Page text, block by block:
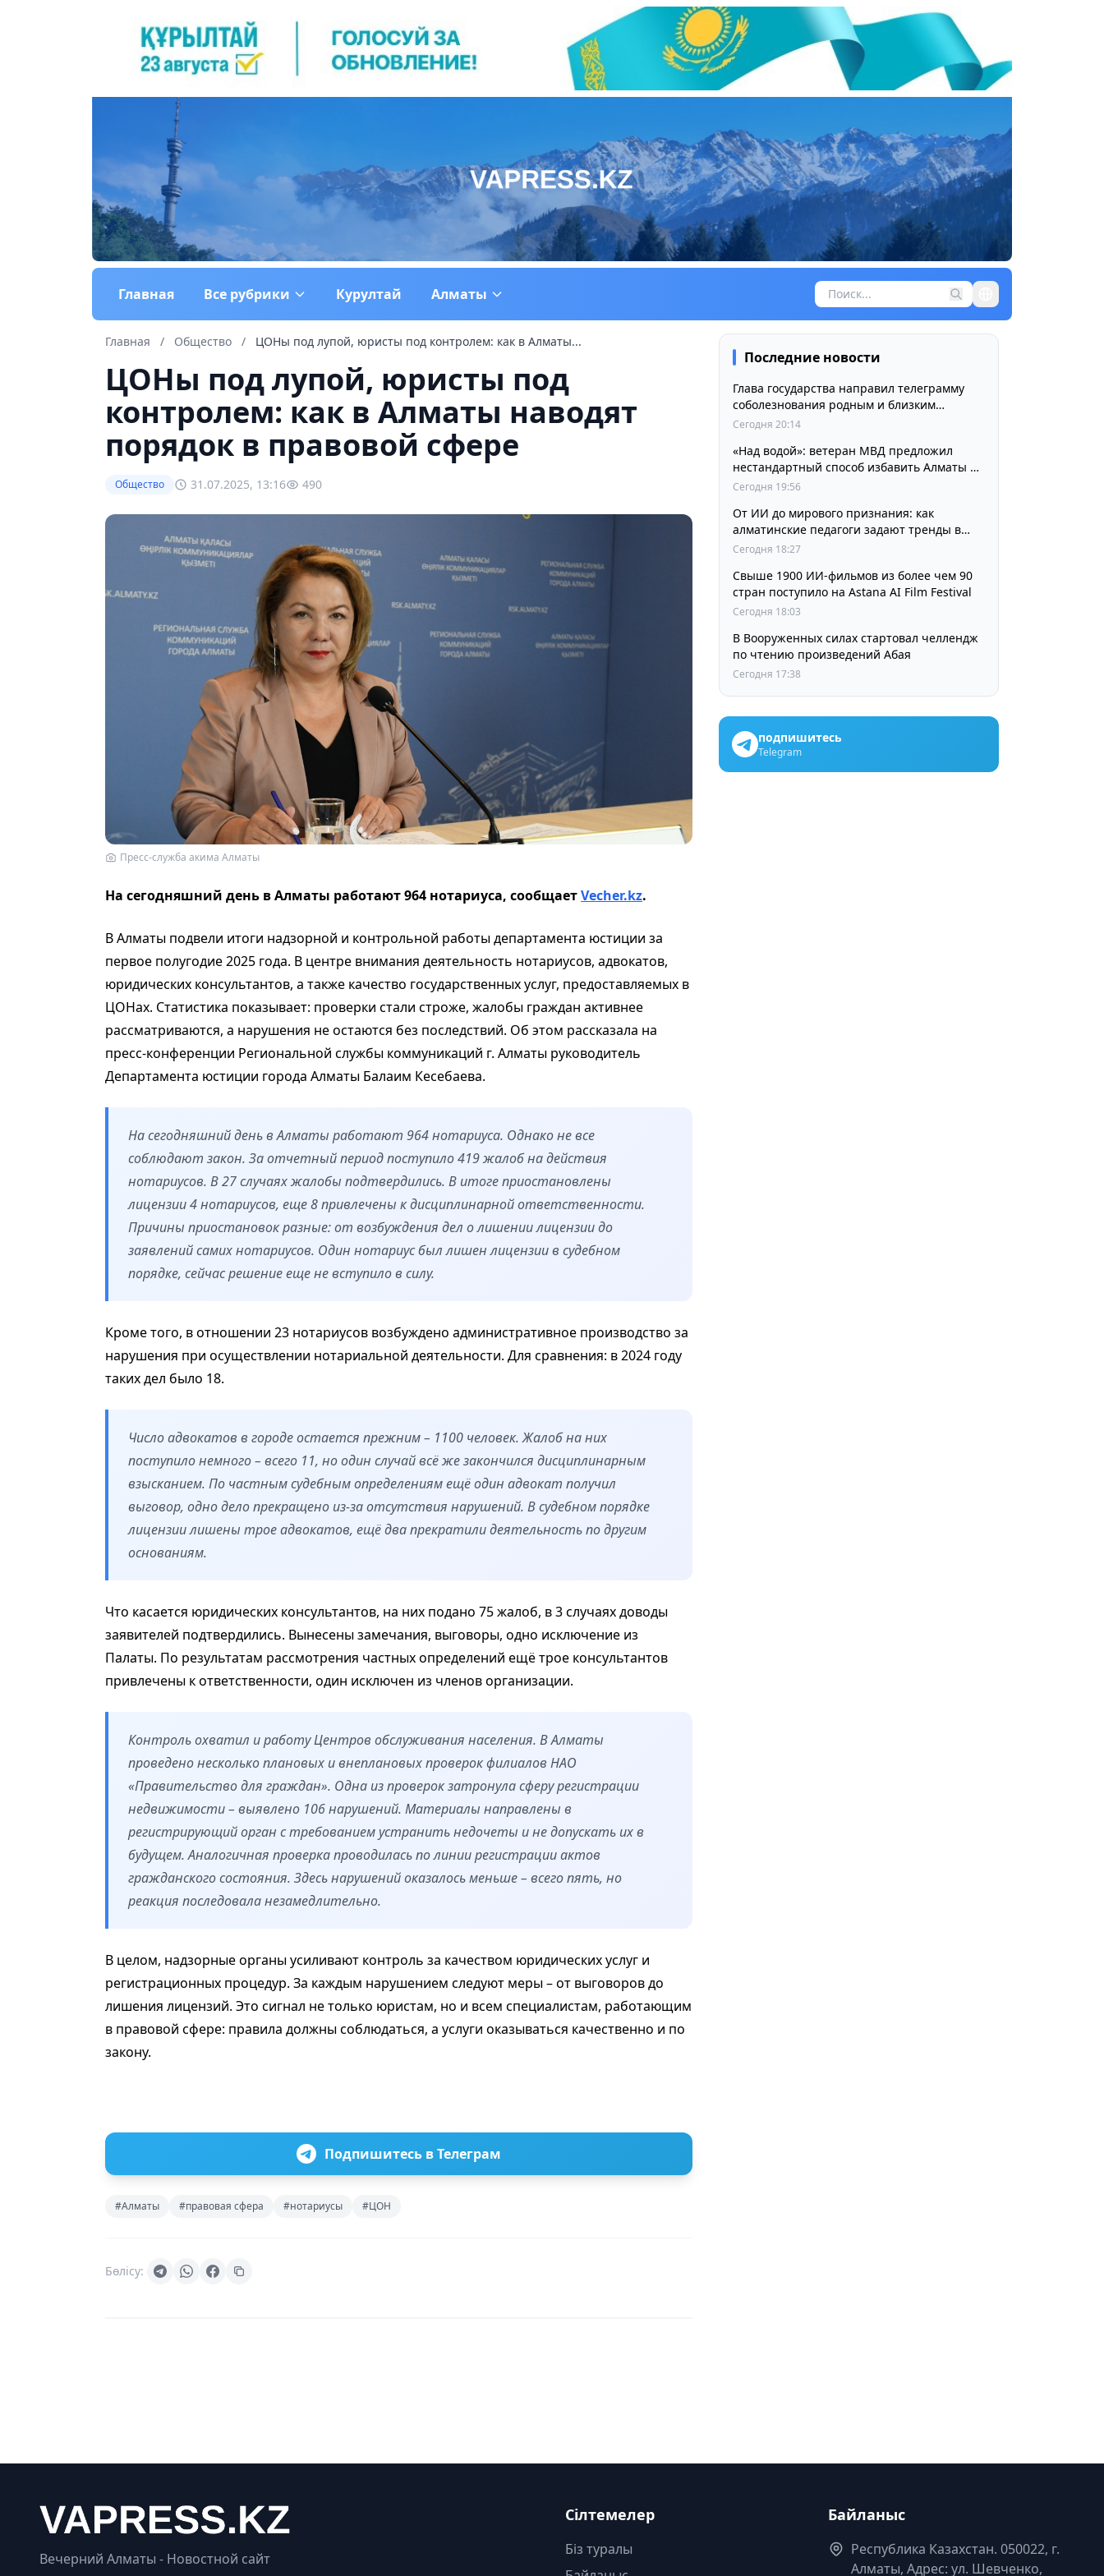
Главная Все рубрики Курултай Алматы
Главная / Общество / ЦОНы под лупой, юристы под контролем: как в Алматы...
ЦОНы под лупой, юристы под
контролем: как в Алматы наводят
порядок в правовой сфере
Общество 31.07.2025, 13:16 490
Пресс-служба акима Алматы
На сегодняшний день в Алматы работают 964 нотариуса, сообщаетVecher.kz.
В Алматы подвели итоги надзорной и контрольной работы департамента юстиции за
первое полугодие 2025 года. В центре внимания деятельность нотариусов, адвокатов,
юридических консультантов, а также качество государственных услуг, предоставляемых в
ЦОНах. Статистика показывает: проверки стали строже, жалобы граждан активнее
рассматриваются, а нарушения не остаются без последствий. Об этом рассказала на
пресс-конференции Региональной службы коммуникаций г. Алматы руководитель
Департамента юстиции города Алматы Балаим Кесебаева.
На сегодняшний день в Алматы работают 964 нотариуса. Однако не все
соблюдают закон. За отчетный период поступило 419 жалоб на действия
нотариусов. В 27 случаях жалобы подтвердились. В итоге приостановлены
лицензии 4 нотариусов, еще 8 привлечены к дисциплинарной ответственности.
Причины приостановок разные: от возбуждения дел о лишении лицензии до
заявлений самих нотариусов. Один нотариус был лишен лицензии в судебном
порядке, сейчас решение еще не вступило в силу.
Кроме того, в отношении 23 нотариусов возбуждено административное производство за
нарушения при осуществлении нотариальной деятельности. Для сравнения: в 2024 году
таких дел было 18.
Число адвокатов в городе остается прежним – 1100 человек. Жалоб на них
поступило немного – всего 11, но один случай всё же закончился дисциплинарным
взысканием. По частным судебным определениям ещё один адвокат получил
выговор, одно дело прекращено из-за отсутствия нарушений. В судебном порядке
лицензии лишены трое адвокатов, ещё два прекратили деятельность по другим
основаниям.
Что касается юридических консультантов, на них подано 75 жалоб, в 3 случаях доводы
заявителей подтвердились. Вынесены замечания, выговоры, одно исключение из
Палаты. По результатам рассмотрения частных определений ещё трое консультантов
привлечены к ответственности, один исключен из членов организации.
Контроль охватил и работу Центров обслуживания населения. В Алматы
проведено несколько плановых и внеплановых проверок филиалов НАО
«Правительство для граждан». Одна из проверок затронула сферу регистрации
недвижимости – выявлено 106 нарушений. Материалы направлены в
регистрирующий орган с требованием устранить недочеты и не допускать их в
будущем. Аналогичная проверка проводилась по линии регистрации актов
гражданского состояния. Здесь нарушений оказалось меньше – всего пять, но
реакция последовала незамедлительно.
В целом, надзорные органы усиливают контроль за качеством юридических услуг и
регистрационных процедур. За каждым нарушением следуют меры – от выговоров до
лишения лицензий. Это сигнал не только юристам, но и всем специалистам, работающим
в правовой сфере: правила должны соблюдаться, а услуги оказываться качественно и по
закону.
Подпишитесь в Телеграм
#Алматы #правовая сфера #нотариусы #ЦОН
Бөлісу:
Последние новости
Глава государства направил телеграмму
соболезнования родным и близким
выдающегося кинорежиссера Ардака
Сегодня 20:14
«Над водой»: ветеран МВД предложил
нестандартный способ избавить Алматы от
пробок и смога
Сегодня 19:56
От ИИ до мирового признания: как
алматинские педагоги задают тренды в
изучении языков
Сегодня 18:27
Свыше 1900 ИИ-фильмов из более чем 90
стран поступило на Astana AI Film Festival
Сегодня 18:03
В Вооруженных силах стартовал челлендж
по чтению произведений Абая
Сегодня 17:38
подпишитесь
Telegram
Вечерний Алматы - Новостной сайт
Сілтемелер
Біз туралы
Байланыс
Республика Казахстан. 050022, г.
Алматы, Адрес: ул. Шевченко,